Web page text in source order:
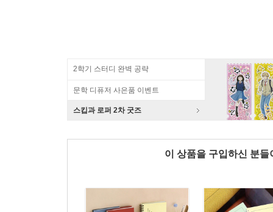
2학기 스터디 완벽 공략
문학 디퓨저 사은품 이벤트
스킵과 로퍼 2차 굿즈
이 상품을 구입하신 분